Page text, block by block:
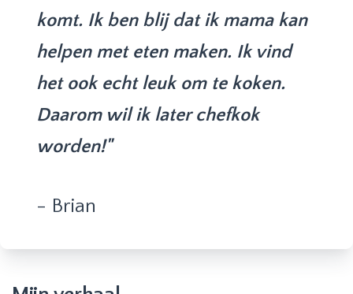
komt. Ik ben blij dat ik mama kan
helpen met eten maken. Ik vind
het ook echt leuk om te koken.
Daarom wil ik later chefkok
worden!"
- Brian